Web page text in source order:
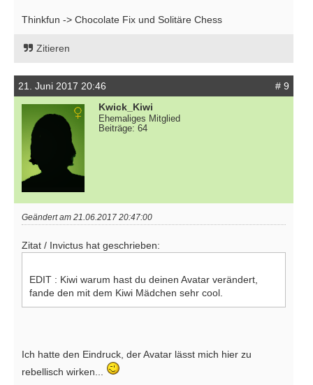
Thinkfun -> Chocolate Fix und Solitäre Chess
Zitieren
21. Juni 2017 20:46
# 9
Kwick_Kiwi
Ehemaliges Mitglied
Beiträge: 64
Geändert am 21.06.2017 20:47:00
Zitat / Invictus hat geschrieben:
EDIT : Kiwi warum hast du deinen Avatar verändert,
fande den mit dem Kiwi Mädchen sehr cool.
Ich hatte den Eindruck, der Avatar lässt mich hier zu
rebellisch wirken...